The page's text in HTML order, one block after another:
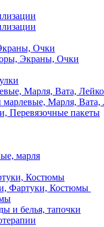
Очки
Экраны, Очки
Марля, Вата,
Марля,
Перевязочные пакеты
марля
Костюмы
Фартуки, Костюмы
и белья, тапочки